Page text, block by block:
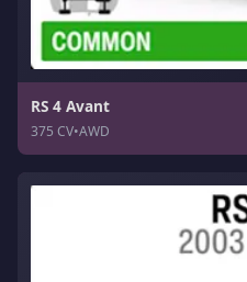
RS 4 Avant
375 CV•AWD